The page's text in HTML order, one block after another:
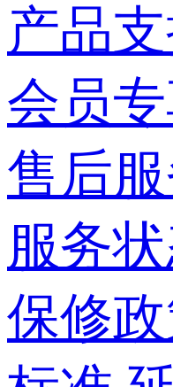
产品
会员
售后
服务
保修